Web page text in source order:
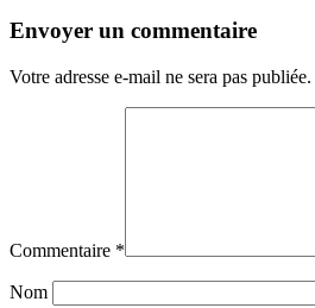
Envoyer un commentaire
Votre adresse e-mail ne sera pas publiée.
Commentaire *
Nom